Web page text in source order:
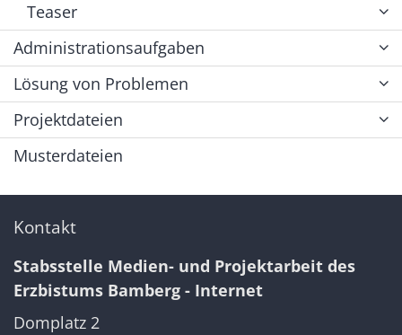
Teaser
Administrationsaufgaben
Lösung von Problemen
Projektdateien
Musterdateien
Kontakt
Stabsstelle Medien- und Projektarbeit des
Erzbistums Bamberg - Internet
Domplatz 2